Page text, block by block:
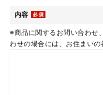
内容
※商品に関するお問い合わせ
わせの場合には、お住まいの